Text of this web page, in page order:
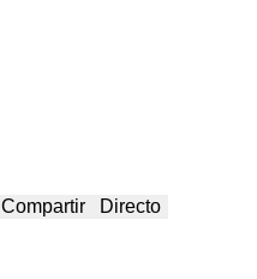
Compartir Directo